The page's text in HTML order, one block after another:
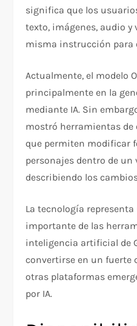
significa que los
texto, imágenes, audio y
misma instrucción para
Actualmente, el modelo
principalmente en la
mediante IA. Sin
mostró herramientas
que permiten modificar
personajes dentro de
describiendo los
La tecnología
importante de las
inteligencia artificial de
convertirse en un fuerte
otras plataformas
por IA.